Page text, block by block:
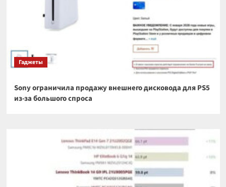
Гаджеты
Sony ограничила продажу внешнего дисковода для PS5
из-за большого спроса